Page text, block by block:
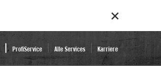
ProfiService Alle Services Karriere